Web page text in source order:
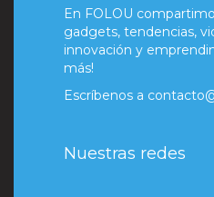
En FOLOU
gadgets, tendencias,
innovación y
más!
Escríbenos a
Nuestras redes